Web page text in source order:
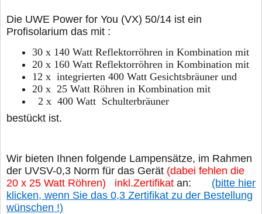
Die UWE Power for You (VX) 50/14 ist ein
Profisolarium das mit :
30 x 140 Watt Reflektorröhren in Kombination mit
20 x 160 Watt Reflektorröhren in Kombination mit
12 x integrierten 400 Watt Gesichtsbräuner und
20 x 25 Watt Röhren in Kombination mit
2 x 400 Watt Schulterbräuner
bestückt ist.
Wir bieten Ihnen folgende Lampensätze, im Rahmen
der UVSV-0,3 Norm für das Gerät (dabei fehlen die
20 x 25 Watt Röhren) inkl.Zertifikat an: (bitte hier
klicken, wenn Sie das 0,3 Zertifikat zu der Bestellung
wünschen !)